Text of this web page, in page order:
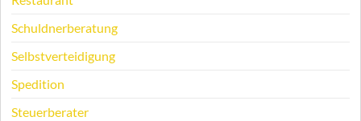
Schuldnerberatung
Selbstverteidigung
Spedition
Steuerberater